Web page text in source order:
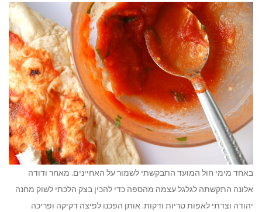
באחד מימי חול המועד התבקשתי לשמור על האחיינים. מאחר ודודה
אלונה התקשתה לגלגל עצמה מהספה כדי להכין בצק הלכתי לשוק מחנה
יהודה וצדתי לאפות טריות ודקות. אותן הפכנו לפיצה דקיקה ופריכה